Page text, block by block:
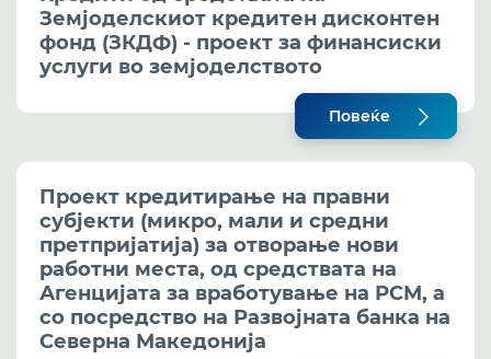
Земјоделскиот кредитен дисконтен
фонд (ЗКДФ) - проект за финансиски
услуги во земјоделството
Повеќе
Проект кредитирање на правни
субјекти (микро, мали и средни
претпријатија) за отворање нови
работни места, од средствата на
Агенцијата за вработување на РСМ, а
со посредство на Развојната банка на
Северна Македонија